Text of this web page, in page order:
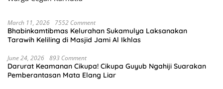
March 11, 2026 7552 Comment
Bhabinkamtibmas Kelurahan Sukamulya Laksanakan
Tarawih Keliling di Masjid Jami Al Ikhlas
June 24, 2026 893 Comment
Darurat Keamanan Cikupa! Cikupa Guyub Ngahiji Suarakan
Pemberantasan Mata Elang Liar